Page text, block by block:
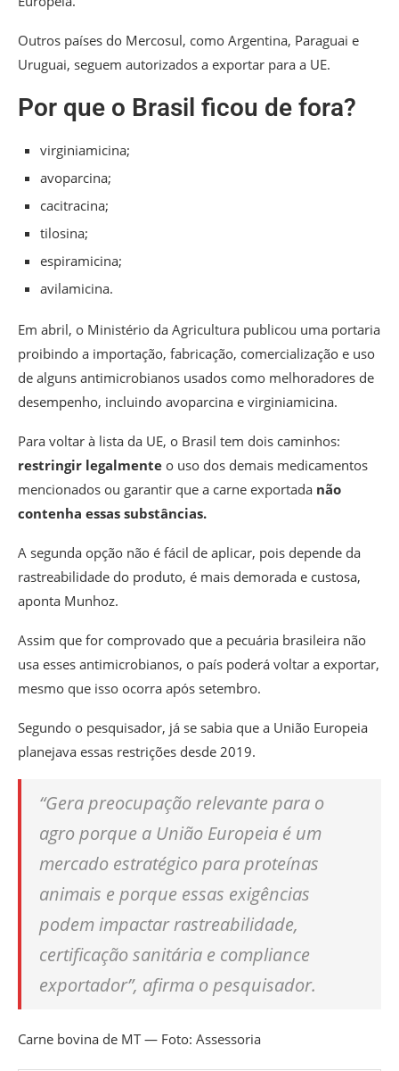
Outros países do Mercosul, como Argentina, Paraguai e
Uruguai, seguem autorizados a exportar para a UE.
Por que o Brasil ficou de fora?
virginiamicina;
avoparcina;
cacitracina;
tilosina;
espiramicina;
avilamicina.
Em abril, o Ministério da Agricultura publicou uma portaria
proibindo a importação, fabricação, comercialização e uso
de alguns antimicrobianos usados como melhoradores de
desempenho, incluindo avoparcina e virginiamicina.
Para voltar à lista da UE, o Brasil tem dois caminhos:
restringir legalmente o uso dos demais medicamentos
mencionados ou garantir que a carne exportada não
contenha essas substâncias.
A segunda opção não é fácil de aplicar, pois depende da
rastreabilidade do produto, é mais demorada e custosa,
aponta Munhoz.
Assim que for comprovado que a pecuária brasileira não
usa esses antimicrobianos, o país poderá voltar a exportar,
mesmo que isso ocorra após setembro.
Segundo o pesquisador, já se sabia que a União Europeia
planejava essas restrições desde 2019.
“Gera preocupação relevante para o
agro porque a União Europeia é um
mercado estratégico para proteínas
animais e porque essas exigências
podem impactar rastreabilidade,
certificação sanitária e compliance
exportador”, afirma o pesquisador.
Carne bovina de MT — Foto: Assessoria